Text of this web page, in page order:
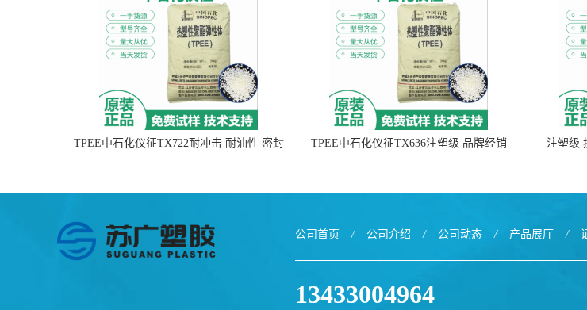
TPEE中石化仪征TX722耐冲击 耐油性 密封
TPEE中石化仪征TX636注塑级 品牌经销 注塑级
公司首页 / 公司介绍 / 公司动态 / 产品展厅 /
13433004964